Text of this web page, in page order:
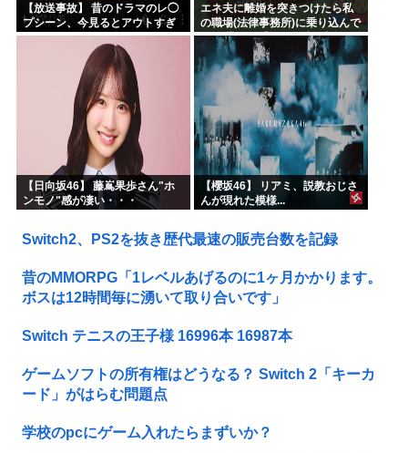
【放送事故】 昔のドラマのレ◯
プシーン、今見るとアウトすぎ
る・・・
エネ夫に離婚を突きつけたら私
の職場(法律事務所)に乗り込んで
きた 堂々と「離婚の法律相談で
す。母の薦めでこちらに参りま
した」と言っているが、...
【日向坂46】 藤嶌果歩さん"ホ
ンモノ"感が凄い・・・
【櫻坂46】 リアミ、説教おじさ
んが現れた模様...
Switch2、PS2を抜き歴代最速の販売台数を記録
昔のMMORPG「1レベルあげるのに1ヶ月かかります。
ボスは12時間毎に湧いて取り合いです」
Switch テニスの王子様 16996本 16987本
ゲームソフトの所有権はどうなる？ Switch 2「キーカ
ード」がはらむ問題点
学校のpcにゲーム入れたらまずいか？